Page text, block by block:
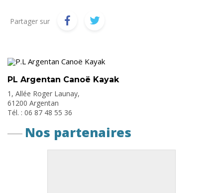
Partager sur
PL Argentan Canoë Kayak
1, Allée Roger Launay,
61200 Argentan
Tél. : 06 87 48 55 36
Nos partenaires